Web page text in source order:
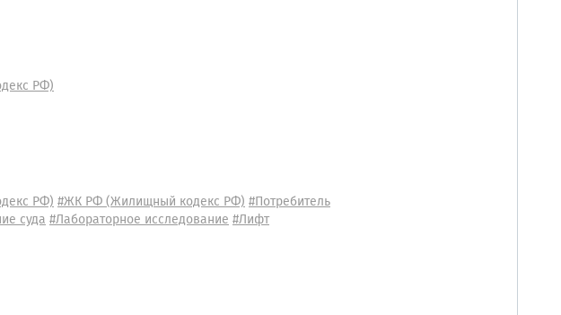
РФ)
РФ)#ЖК РФ (Жилищный кодекс РФ)#Потребитель
суда#Лабораторное исследование#Лифт